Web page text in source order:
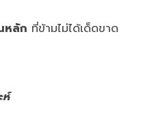
หลัก ที่ข้ามไม่ได้เด็ดขาด
ห์